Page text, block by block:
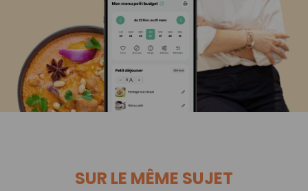
SUR LE MÊME SUJET